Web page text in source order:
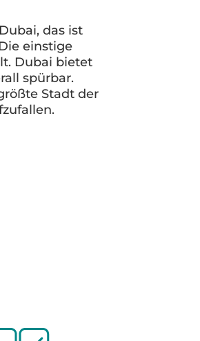
das ist
einstige
Dubai bietet
spürbar.
Stadt der